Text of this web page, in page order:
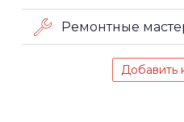
Ремонтные
Добавить